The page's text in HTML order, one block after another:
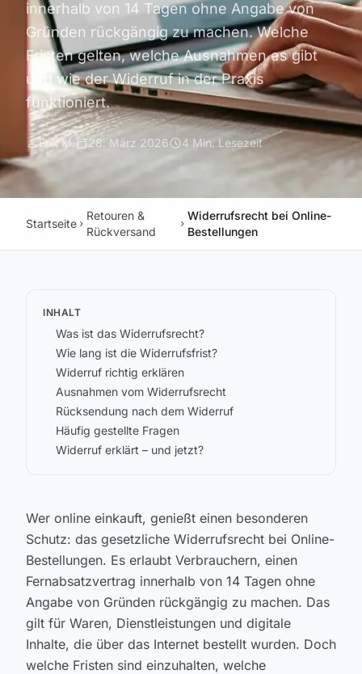
innerhalb von 14 Tagen ohne Angabe von
Gründen rückgängig zu machen. Welche
Fristen gelten, welche Ausnahmen es gibt
und wie der Widerruf in der Praxis
funktioniert.
personErik M.calendar_today28. März 2026schedule4 Min. Lesezeit
Startseite chevron_right
Retouren &
Rückversand
chevron_right
Widerrufsrecht bei Online-
Bestellungen
INHALT
Was ist das Widerrufsrecht?
Wie lang ist die Widerrufsfrist?
Widerruf richtig erklären
Ausnahmen vom Widerrufsrecht
Rücksendung nach dem Widerruf
Häufig gestellte Fragen
Widerruf erklärt – und jetzt?
Wer online einkauft, genießt einen besonderen
Schutz: das gesetzliche Widerrufsrecht bei Online-
Bestellungen. Es erlaubt Verbrauchern, einen
Fernabsatzvertrag innerhalb von 14 Tagen ohne
Angabe von Gründen rückgängig zu machen. Das
gilt für Waren, Dienstleistungen und digitale
Inhalte, die über das Internet bestellt wurden. Doch
welche Fristen sind einzuhalten, welche